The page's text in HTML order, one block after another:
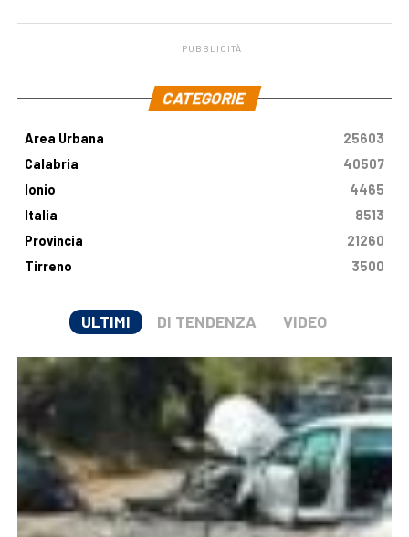
PUBBLICITÀ
CATEGORIE
Area Urbana
25603
Calabria
40507
Ionio
4465
Italia
8513
Provincia
21260
Tirreno
3500
ULTIMI DI TENDENZA VIDEO